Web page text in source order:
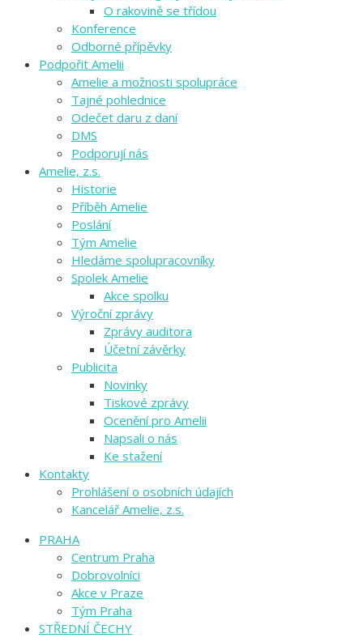
O rakovině se třídou
Konference
Odborné přípěvky
Podpořit Amelii
Amelie a možnosti spolupráce
Tajné pohlednice
Odečet daru z daní
DMS
Podporují nás
Amelie, z.s.
Historie
Příběh Amelie
Poslání
Tým Amelie
Hledáme spolupracovníky
Spolek Amelie
Akce spolku
Výroční zprávy
Zprávy auditora
Účetní závěrky
Publicita
Novinky
Tiskové zprávy
Ocenění pro Amelii
Napsali o nás
Ke stažení
Kontakty
Prohlášení o osobních údajích
Kancelář Amelie, z.s.
PRAHA
Centrum Praha
Dobrovolníci
Akce v Praze
Tým Praha
STŘEDNÍ ČECHY